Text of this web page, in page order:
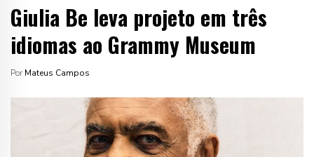
Giulia Be leva projeto em três
idiomas ao Grammy Museum
Por Mateus Campos